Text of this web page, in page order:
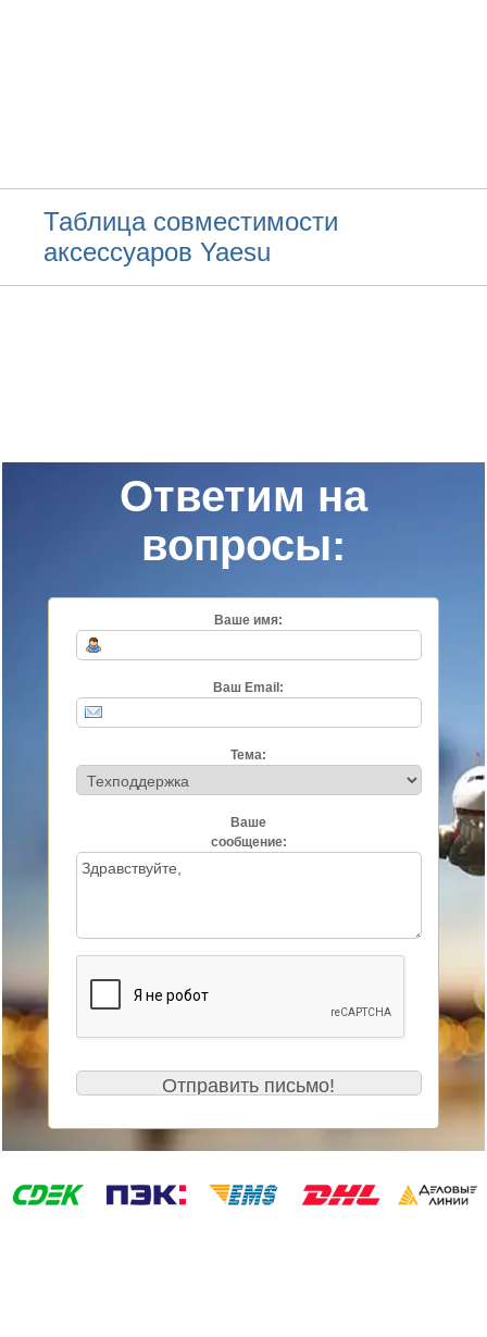
Таблица совместимости
аксессуаров Yaesu
Ответим на
вопросы:
Ваше имя:
Ваш Email:
Тема:
Ваше
сообщение: